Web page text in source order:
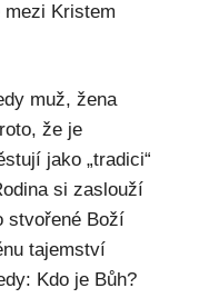
Kristem
muž, žena
že je
jako „tradici“
si zaslouží
stvořené Boží
tajemství
Kdo je Bůh?